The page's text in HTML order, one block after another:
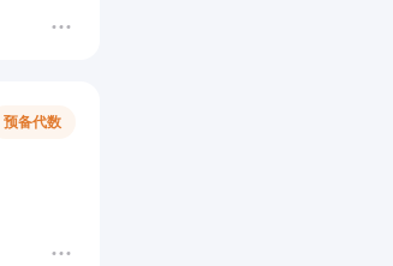
预备代数